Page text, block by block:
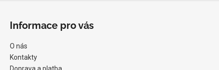
Informace pro vás
O nás
Kontakty